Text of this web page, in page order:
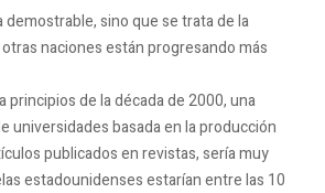
sino que se trata de la
naciones están progresando más
principios de la década de 2000, una
universidades basada en la producción
publicados en revistas, sería muy
estadounidenses estarían entre las 10